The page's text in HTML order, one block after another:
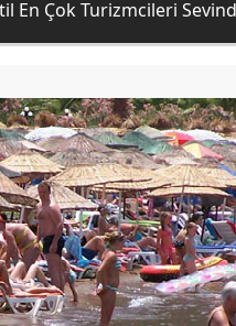
En Çok Turizmcileri